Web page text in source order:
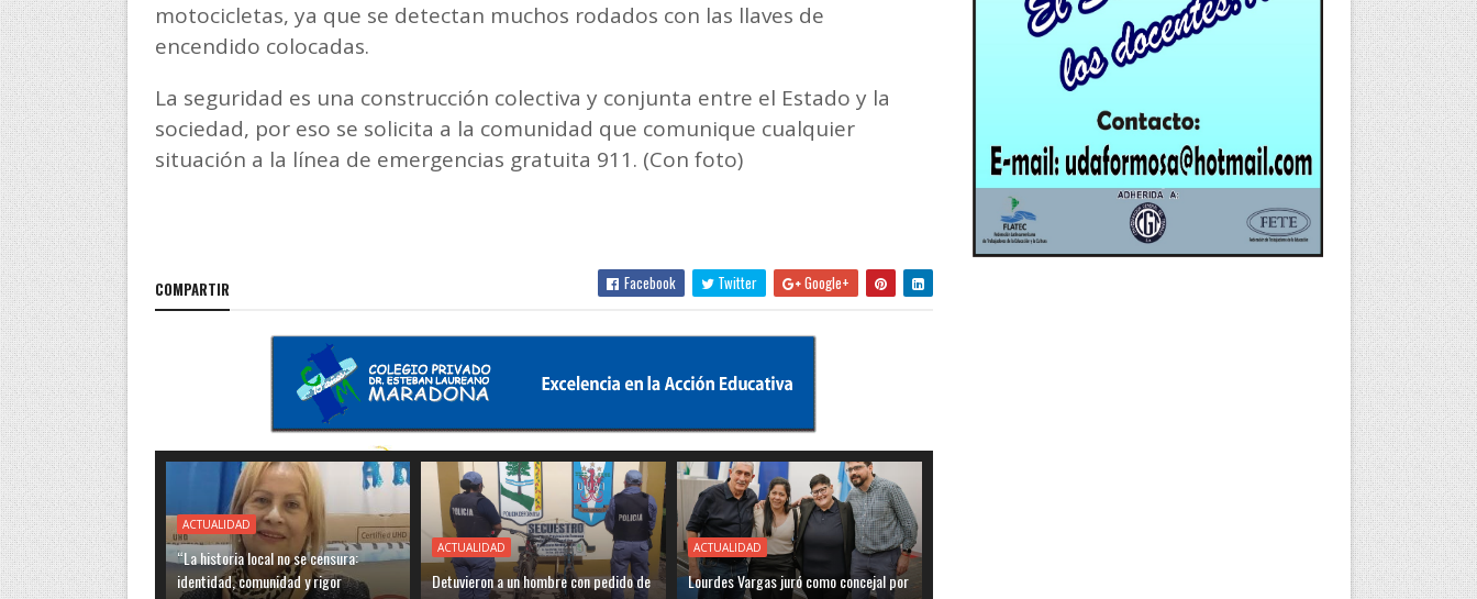
motocicletas, ya que se detectan muchos rodados con las llaves de
encendido colocadas.
La seguridad es una construcción colectiva y conjunta entre el Estado y la
sociedad, por eso se solicita a la comunidad que comunique cualquier
situación a la línea de emergencias gratuita 911. (Con foto)
COMPARTIR Facebook Twitter Google+
ACTUALIDAD
“La historia local no se censura:
identidad, comunidad y rigor
ACTUALIDAD
Detuvieron a un hombre con pedido de
ACTUALIDAD
Lourdes Vargas juró como concejal por